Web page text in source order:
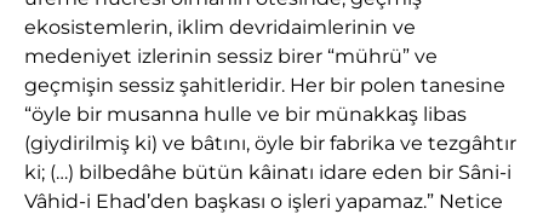
ekosistemlerin, iklim devridaimlerinin ve
medeniyet izlerinin sessiz birer “mührü” ve
geçmişin sessiz şahitleridir. Her bir polen tanesine
“öyle bir musanna hulle ve bir münakkaş libas
(giydirilmiş ki) ve bâtını, öyle bir fabrika ve tezgâhtır
ki; (…) bilbedâhe bütün kâinatı idare eden bir Sâni-i
Vâhid-i Ehad’den başkası o işleri yapamaz.” Netice